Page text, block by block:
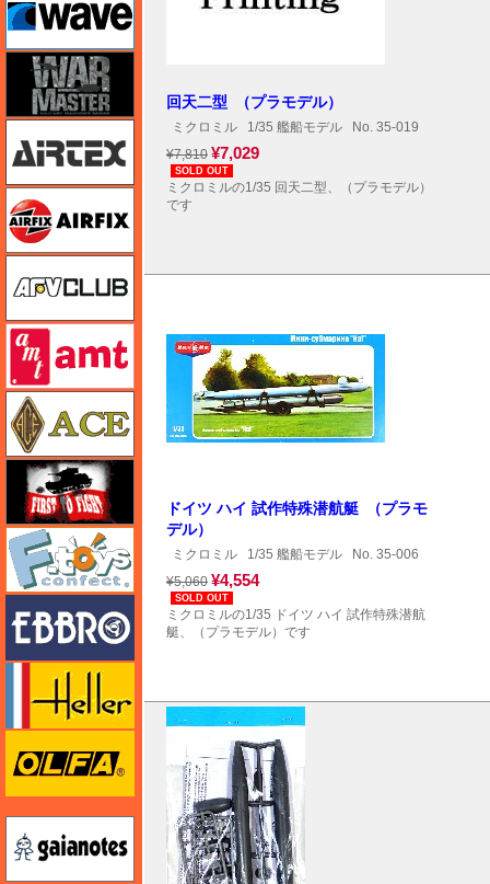
回天二型 （プラモデル）
ミクロミル 1/35 艦船モデル No. 35-019
¥7,810 ¥7,029
SOLD OUT
ミクロミルの1/35 回天二型、（プラモデル）
です
ドイツ ハイ 試作特殊潜航艇 （プラモ
デル）
ミクロミル 1/35 艦船モデル No. 35-006
¥5,060 ¥4,554
SOLD OUT
ミクロミルの1/35 ドイツ ハイ 試作特殊潜航
艇、（プラモデル）です
エアテックス
エアフィックス
エフトイズ
エブロ
ガイアノーツ